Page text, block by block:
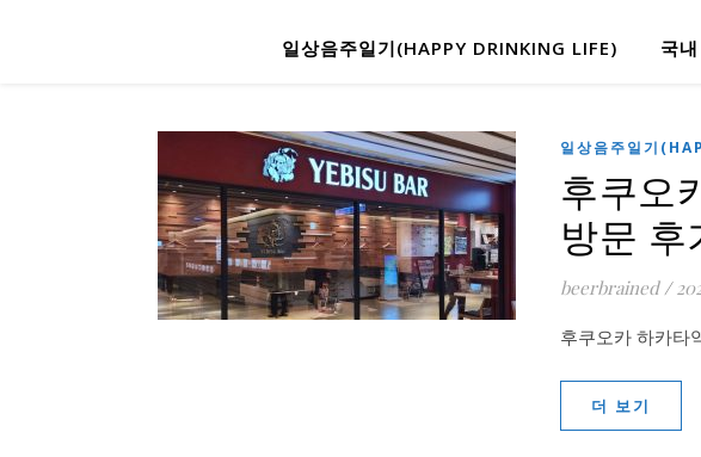
일상음주일기(HAPPY DRINKING LIFE) 국
일상음주일기
후쿠오
방문 후
beerbrained /
후쿠오카 하카타
더 보기